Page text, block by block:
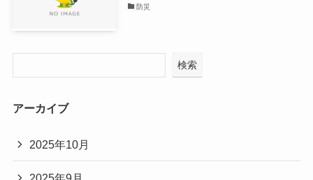
防災
検索
アーカイブ
2025年10月